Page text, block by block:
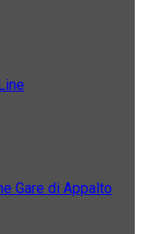
Gare di Appalto